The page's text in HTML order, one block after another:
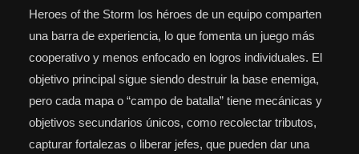
Heroes of the Storm los héroes de un equipo comparten
una barra de experiencia, lo que fomenta un juego más
cooperativo y menos enfocado en logros individuales. El
objetivo principal sigue siendo destruir la base enemiga,
pero cada mapa o “campo de batalla” tiene mecánicas y
objetivos secundarios únicos, como recolectar tributos,
capturar fortalezas o liberar jefes, que pueden dar una